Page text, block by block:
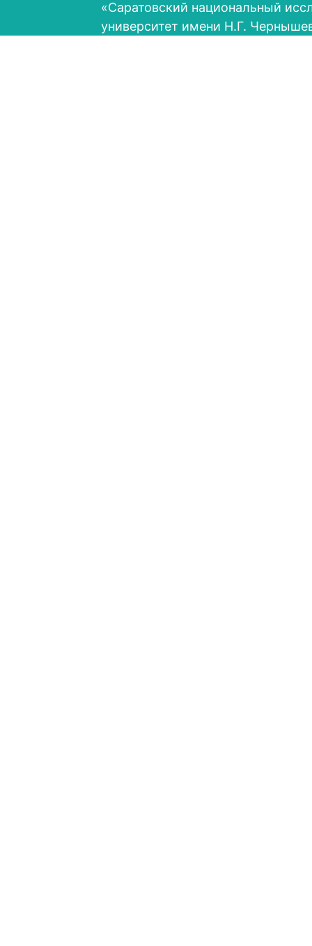
«Саратовский национальный
университет имени Н.Г.